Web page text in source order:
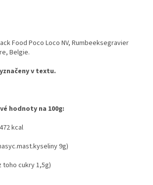
Food Poco Loco NV, Rumbeeksegravier
Belgie.
v textu.
hodnoty na 100g:
kcal
9g)
toho cukry 1,5g)